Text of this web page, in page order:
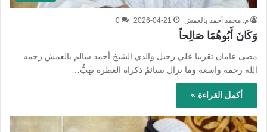
م. محمد أحمد بالعمش 2026-04-21
0
وَكَانَ أَبُوهُمَا صَالِحاً
مضى عامان تقريبا علي رحيل والدي الشيخ أحمد سالم بالعمش رحمه
الله رحمة واسعة وما تزال نسائمُ ذكراه العطرة تهبُّ…
أكمل القراءة »